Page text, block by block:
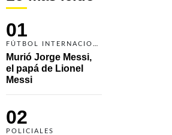
01
Murió Jorge Messi,
el papá de Lionel
Messi
02
POLICIALES